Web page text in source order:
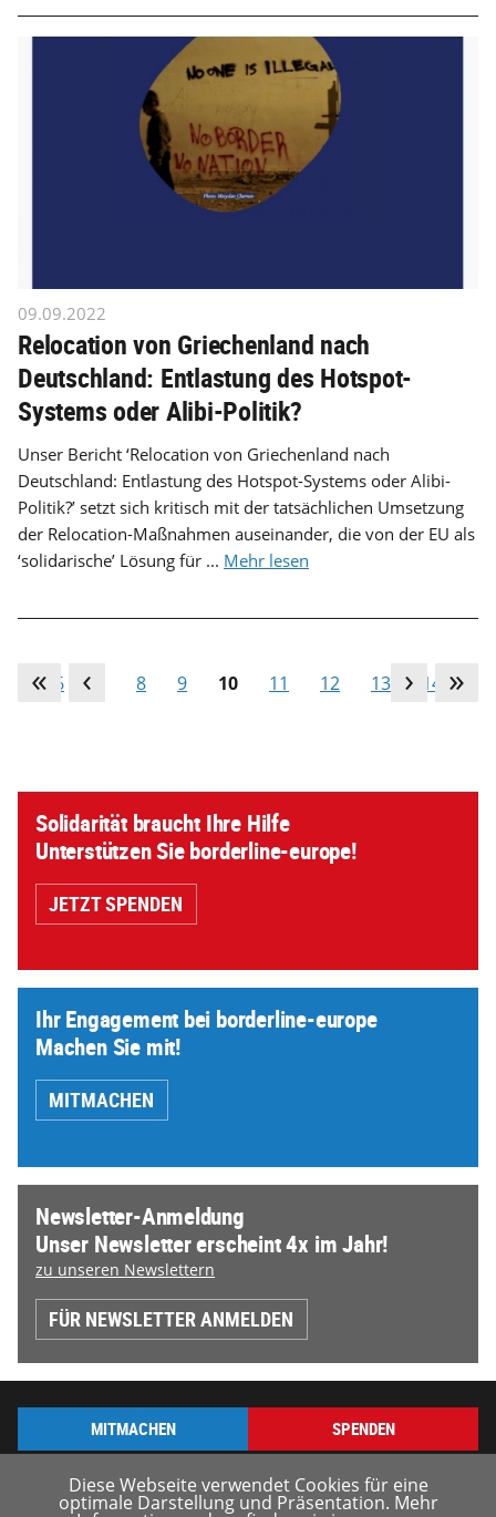
Diese Webseite verwendet Cookies für eine
optimale Darstellung und Präsentation. Mehr
09.09.2022
Relocation von Griechenland nach
Deutschland: Entlastung des Hotspot-
Systems oder Alibi-Politik?
Unser Bericht ‘Relocation von Griechenland nach
Deutschland: Entlastung des Hotspot-Systems oder Alibi-
Politik?’ setzt sich kritisch mit der tatsächlichen Umsetzung
der Relocation-Maßnahmen auseinander, die von der EU als
‘solidarische’ Lösung für ... Mehr lesen
… 6 8 9 10 11 12 13 14 …
Solidarität braucht Ihre Hilfe
Unterstützen Sie borderline-europe!
JETZT SPENDEN
Ihr Engagement bei borderline-europe
Machen Sie mit!
MITMACHEN
Newsletter-Anmeldung
Unser Newsletter erscheint 4x im Jahr!
zu unseren Newslettern
FÜR NEWSLETTER ANMELDEN
MITMACHEN SPENDEN